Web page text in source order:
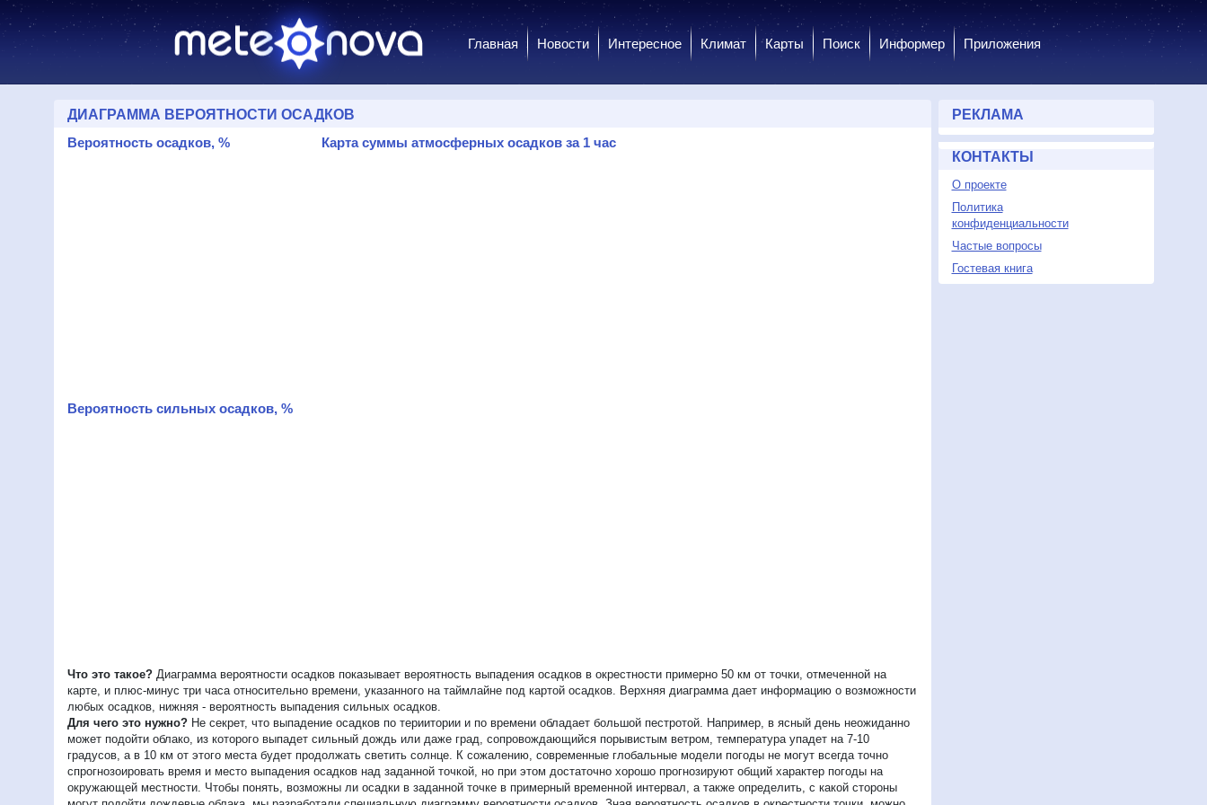
Главная Новости Интересное Климат Карты Поиск Информер Приложения
ДИАГРАММА ВЕРОЯТНОСТИ ОСАДКОВ
Вероятность осадков, %
Вероятность сильных осадков, %
Карта суммы атмосферных осадков за 1 час
Что это такое?Диаграмма вероятности осадков показывает вероятность выпадения осадков в окрестности примерно 50 км от точки, отмеченной на
карте, и плюс-минус три часа относительно времени, указанного на таймлайне под картой осадков. Верхняя диаграмма дает информацию о возможности
любых осадков, нижняя - вероятность выпадения сильных осадков.
Для чего это нужно?Не секрет, что выпадение осадков по териитории и по времени обладает большой пестротой. Например, в ясный день неожиданно
может подойти облако, из которого выпадет сильный дождь или даже град, сопровождающийся порывистым ветром, температура упадет на 7-10
градусов, а в 10 км от этого места будет продолжать светить солнце. К сожалению, современные глобальные модели погоды не могут всегда точно
спрогнозоировать время и место выпадения осадков над заданной точкой, но при этом достаточно хорошо прогнозируют общий характер погоды на
окружающей местности. Чтобы понять, возможны ли осадки в заданной точке в примерный временной интервал, а также определить, с какой стороны
РЕКЛАМА
КОНТАКТЫ
О проекте
Политика
конфиденциальности
Частые вопросы
Гостевая книга